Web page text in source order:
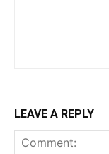
LEAVE A REPLY